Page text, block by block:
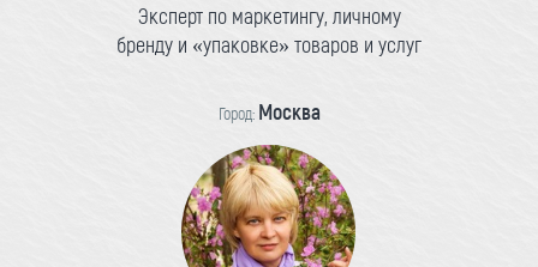
Эксперт по маркетингу, личному
бренду и «упаковке» товаров и услуг
Город: Москва